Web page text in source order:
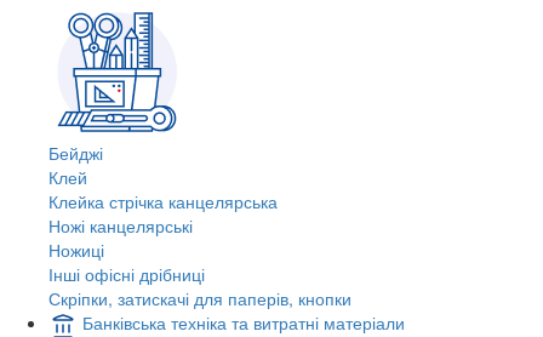
Бейджі
Клей
Клейка стрічка канцелярська
Ножі канцелярські
Ножиці
Інші офісні дрібниці
Скріпки, затискачі для паперів, кнопки
Банківська техніка та витратні матеріали